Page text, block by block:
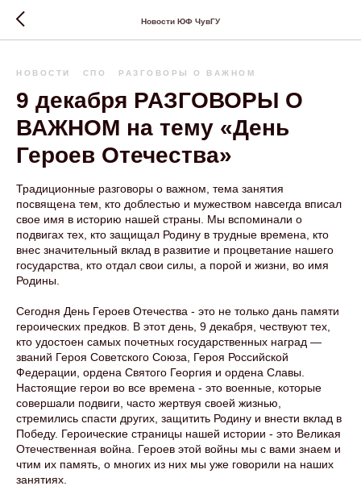
Новости ЮФ ЧувГУ
НОВОСТИ СПО РАЗГОВОРЫ О ВАЖНОМ
9 декабря РАЗГОВОРЫ О
ВАЖНОМ на тему «День
Героев Отечества»
Традиционные разговоры о важном, тема занятия
посвящена тем, кто доблестью и мужеством навсегда вписал
свое имя в историю нашей страны. Мы вспоминали о
подвигах тех, кто защищал Родину в трудные времена, кто
внес значительный вклад в развитие и процветание нашего
государства, кто отдал свои силы, а порой и жизни, во имя
Родины.
Сегодня День Героев Отечества - это не только дань памяти
героических предков. В этот день, 9 декабря, чествуют тех,
кто удостоен самых почетных государственных наград —
званий Героя Советского Союза, Героя Российской
Федерации, ордена Святого Георгия и ордена Славы.
Настоящие герои во все времена - это военные, которые
совершали подвиги, часто жертвуя своей жизнью,
стремились спасти других, защитить Родину и внести вклад в
Победу. Героические страницы нашей истории - это Великая
Отечественная война. Героев этой войны мы с вами знаем и
чтим их память, о многих из них мы уже говорили на наших
занятиях.